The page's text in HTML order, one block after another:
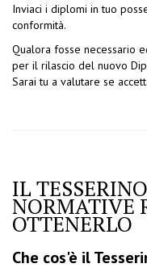
Inviaci i diplomi in tuo
conformità.
Qualora fosse necessario
per il rilascio del nuovo
Sarai tu a valutare se
IL
NORMATIVE
OTTENERLO
Che cos'è il